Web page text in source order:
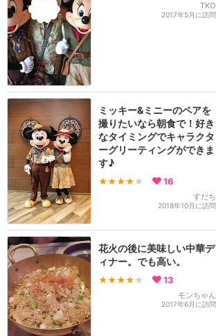
TKO
2017年5月に訪問
ミッキー&ミニーのペアを
撮りたいなら朝食で！好き
なタイミングでキャラクタ
ーグリーティングができま
す♪
★★★★ ★ 16
すだち
2018年10月に訪問
花火の後に美味しい中華デ
ィナー。でも高い。
★★★★ ★ 13
モンちゃん
2017年6月に訪問